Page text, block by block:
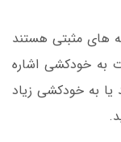
های مثبتی هستند
به خودکشی اشاره
به خودکشی زیاد